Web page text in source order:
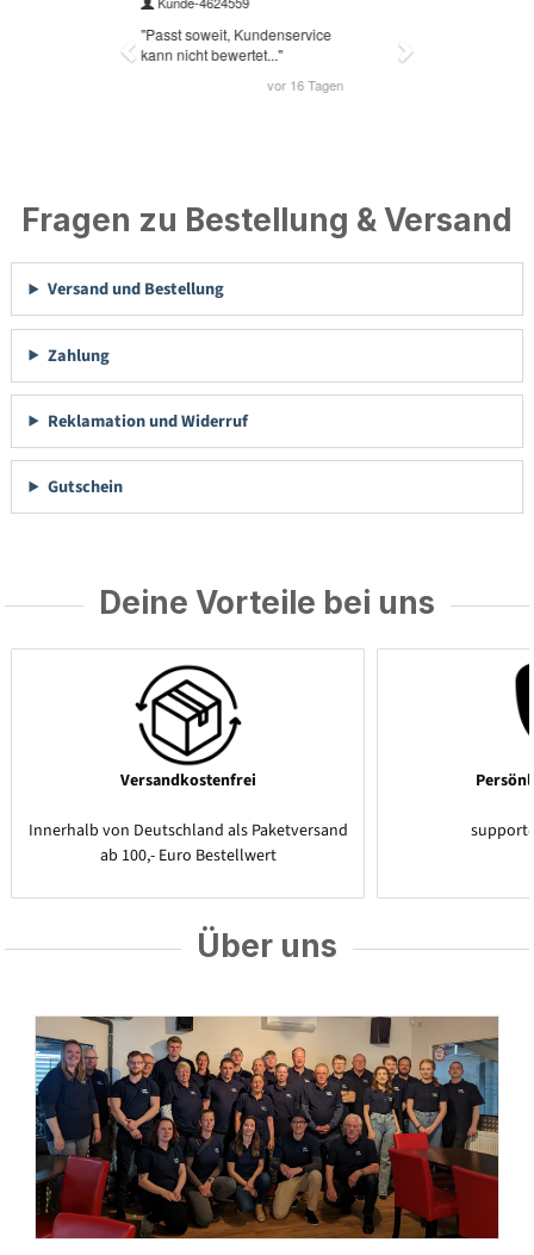
Fragen zu Bestellung & Versand
Versand und Bestellung
Zahlung
Reklamation und Widerruf
Gutschein
Deine Vorteile bei uns
Versandkostenfrei
Innerhalb von Deutschland als Paketversand
ab 100,- Euro Bestellwert
Über uns